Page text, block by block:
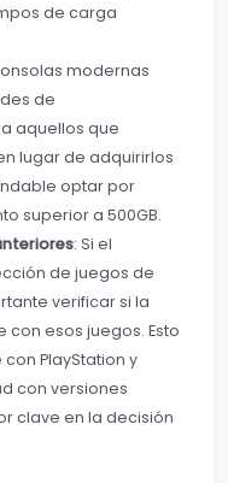
de carga
modernas
de
aquellos que
lugar de adquirirlos
optar por
superior a 500GB.
: Si el
de juegos de
verificar si la
esos juegos. Esto
PlayStation y
con versiones
clave en la decisión